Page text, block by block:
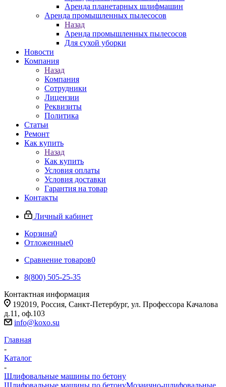
Аренда планетарных шлифмашин
Аренда промышленных пылесосов
Назад
Аренда промышленных пылесосов
Для сухой уборки
Новости
Компания
Назад
Компания
Сотрудники
Лицензии
Реквизиты
Политика
Статьи
Ремонт
Как купить
Назад
Как купить
Условия оплаты
Условия доставки
Гарантия на товар
Контакты
Личный кабинет
Корзина0
Отложенные0
Сравнение товаров0
8(800) 505-25-35
Контактная информация
192019, Россия, Санкт-Петербург, ул. Профессора Качалова
д.11, оф.103
info@koxo.su
Главная
-
Каталог
-
Шлифовальные машины по бетону
Шлифовальные машины по бетонуМозаично-шлифовальные